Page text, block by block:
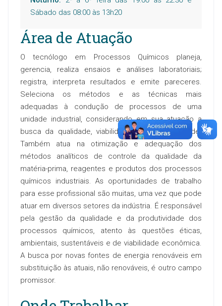
Sábado das 08:00 às 13h20
Área de Atuação
O tecnólogo em Processos Químicos planeja,
gerencia, realiza ensaios e análises laboratoriais;
registra, interpreta resultados e emite pareceres.
Seleciona os métodos e as técnicas mais
adequadas à condução de processos de uma
unidade industrial, considerando em sua atuação a
busca da qualidade, viabilidade e sustentabilidade.
Também atua na otimização e adequação dos
métodos analíticos de controle da qualidade da
matéria-prima, reagentes e produtos dos processos
químicos industriais. As oportunidades de trabalho
para esse profissional são muitas, uma vez que pode
atuar em diversos setores da indústria. É responsável
pela gestão da qualidade e da produtividade dos
processos químicos, atento às questões éticas,
ambientais, sustentáveis e de viabilidade econômica.
A busca por novas fontes de energia renováveis em
substituição às atuais, não renováveis, é outro campo
promissor.